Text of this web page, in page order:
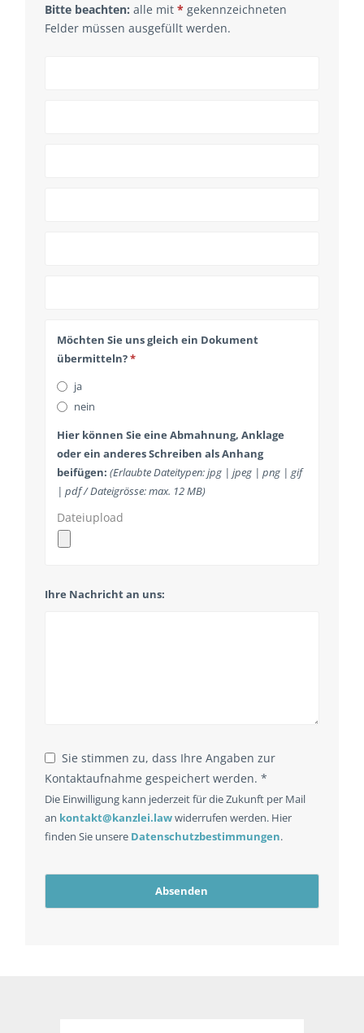
Bitte beachten: alle mit* gekennzeichneten
Felder müssen ausgefüllt werden.
Möchten Sie uns gleich ein Dokument
übermitteln?*
ja
nein
Hier können Sie eine Abmahnung, Anklage
oder ein anderes Schreiben als Anhang
beifügen: (Erlaubte Dateitypen: jpg | jpeg | png | gif
| pdf / Dateigrösse: max. 12 MB)
Dateiupload
Ihre Nachricht an uns:
URL *
Sie stimmen zu, dass Ihre Angaben zur
Kontaktaufnahme gespeichert werden. *
Die Einwilligung kann jederzeit für die Zukunft per Mail
an kontakt@kanzlei.lawwiderrufen werden. Hier
finden Sie unsere Datenschutzbestimmungen.
Absenden